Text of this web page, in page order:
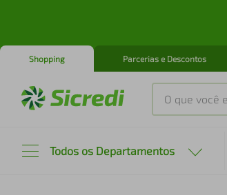
Shopping Parcerias e Descontos
O que você
Todos os Departamentos